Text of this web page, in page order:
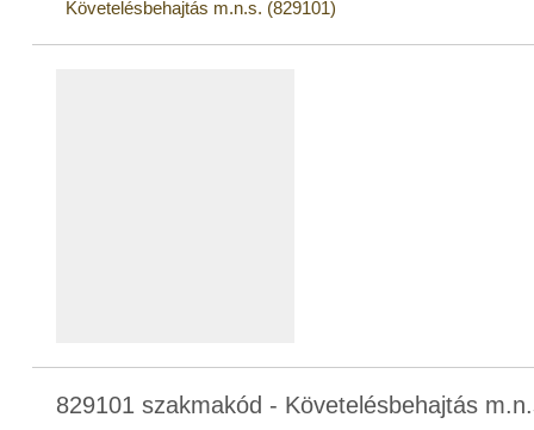
Követelésbehajtás m.n.s. (829101)
829101 szakmakód - Követelésbehajtás